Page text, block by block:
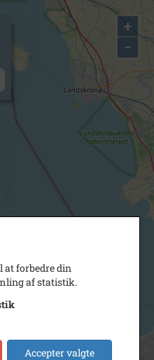
+
−
at forbedre din
af statistik.
Accepter valgte